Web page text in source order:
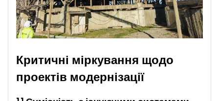
Критичні міркування щодо
проектів модернізації